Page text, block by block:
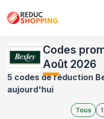
Codes
Août 2026
5 codes de réduction
aujourd'hui
Tous 1